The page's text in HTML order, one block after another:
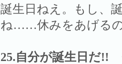
誕生日ねえ。もし、
ね……休みをあげる
25.自分が誕生日だ!!